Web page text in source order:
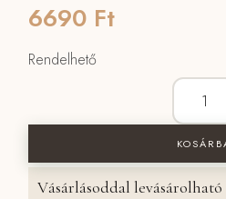
6690 Ft
Rendelhető
Vásárlásoddal